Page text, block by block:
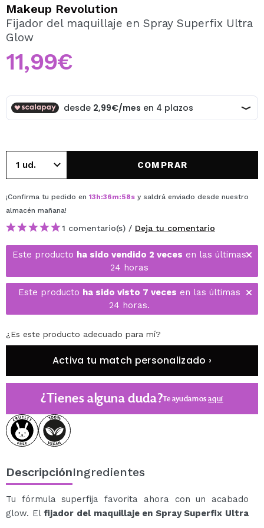
Al crear una cuenta en Maquillalia.com podrás realizar
tus compras rápidamente, revisar el estado de tus
Makeup Revolution
Fijador del maquillaje en Spray Superfix Ultra
Glow
11,99€
COMPRAR
¡Confirma tu pedido en 13h:36m:58s y saldrá enviado desde nuestro
almacén mañana!
1 comentario(s) / Deja tu comentario
Este producto ha sido vendido 2 veces en las últimas
24 horas
Este producto ha sido visto 7 veces en las últimas
24 horas.
¿Es este producto adecuado para mí?
Activa tu match personalizado ›
¿Tienes alguna duda?Te ayudamosaquí
DescripciónIngredientes
Tu fórmula superfija favorita ahora con un acabado
glow. Elfijador del maquillaje en Spray Superfix Ultra